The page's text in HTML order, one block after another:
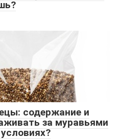
содержание и
за муравьями